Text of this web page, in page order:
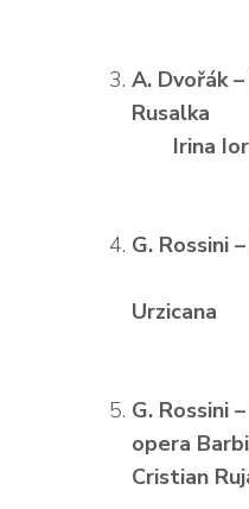
A. Dvořák
Irina
G.
Urzicana
G. Rossini
opera
Cristian